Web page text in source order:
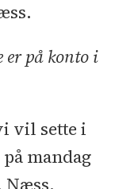
er på konto i
vil sette i
mandag